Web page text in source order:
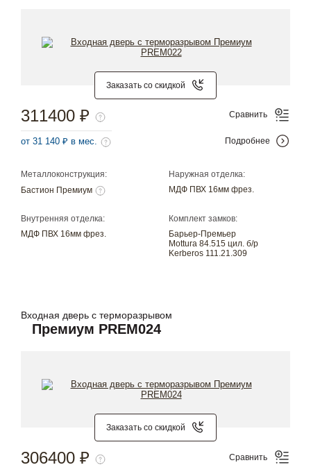
Заказать со скидкой
Металлоконструкция:
Бастион Премиум
Наружная отделка:
МДФ ПВХ 16мм фрез.
Внутренняя отделка:
МДФ ПВХ 16мм фрез.
Комплект замков:
Барьер-Премьер
Mottura 84.515 цил. б/р
Kerberos 111.21.309
311400 ₽
от 31 140 ₽ в мес.
Сравнить
Подробнее
Входная дверь с терморазрывом
Премиум PREM024
Заказать со скидкой
306400 ₽ Сравнить